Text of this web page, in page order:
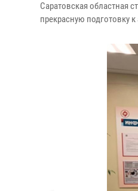
Саратовская областная
прекрасную подготовку